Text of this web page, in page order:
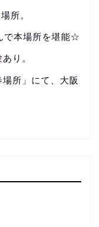
所。
で本場所を堪能☆
り。
所」にて、大阪